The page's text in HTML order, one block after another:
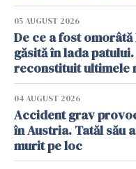
05 AUGUST 2026
De ce a fost
găsită în lada
reconstituit ultimele
04 AUGUST 2026
Accident grav
în Austria. Tatăl său
murit pe loc